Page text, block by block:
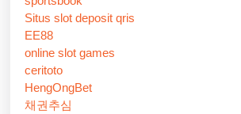
Situs slot deposit qris
EE88
online slot games
ceritoto
HengOngBet
채권추심